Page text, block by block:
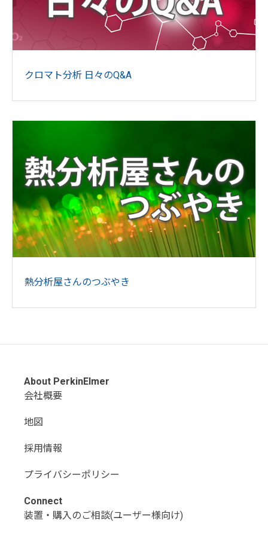
クロマト分析 日々のQ&A
熱分析屋さんのつぶやき
About PerkinElmer
会社概要
地図
採用情報
プライバシーポリシー
Connect
装置・購入のご相談(ユーザー様向け)